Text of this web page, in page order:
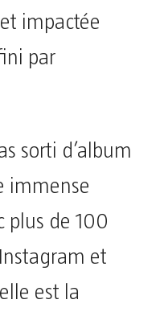
impactée
par
sorti d’album
immense
plus de 100
et
est la